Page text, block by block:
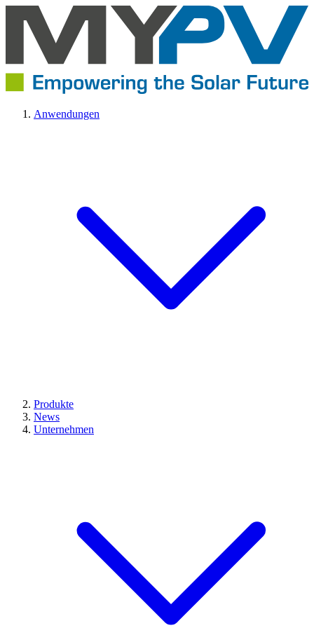
Anwendungen
Produkte
News
Unternehmen